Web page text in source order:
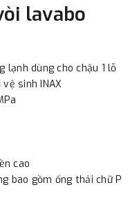
lavabo
lạnh dùng cho chậu 1 lỗ
sinh INAX
cao
bao gồm ống thải chữ P